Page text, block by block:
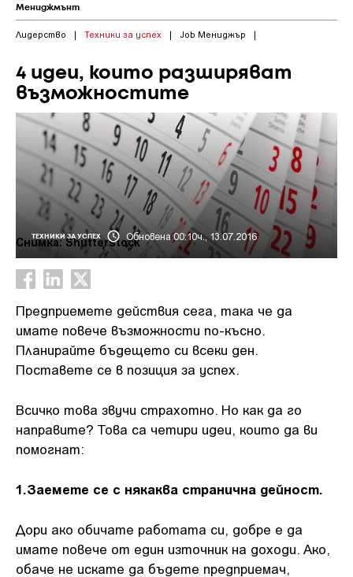
Мениджмънт
Лидерство | Техники за успех | Job Мениджър |
4 идеи, които разширяват
възможностите
ТЕХНИКИ ЗА УСПЕХ Обновена 00:10ч., 13.07.2016
Снимка: Shutterstock
Предприемете действия сега, така че да
имате повече възможности по-късно.
Планирайте бъдещето си всеки ден.
Поставете се в позиция за успех.
Всичко това звучи страхотно. Но как да го
направите? Това са четири идеи, които да ви
помогнат:
1.Заемете се с някаква странична дейност.
Дори ако обичате работата си, добре е да
имате повече от един източник на доходи. Ако,
обаче не искате да бъдете предприемач,